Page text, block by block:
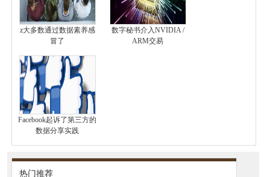
z大多数通过数据素养感
冒了
数字秘书介入NVIDIA /
ARM交易
Facebook起诉了第三方的
数据分享实践
热门推荐